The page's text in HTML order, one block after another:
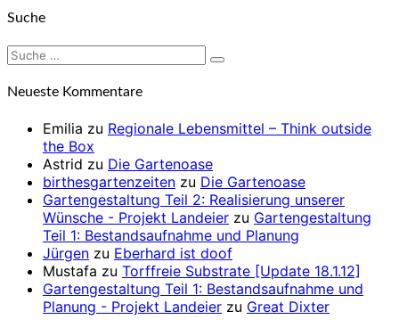
Suche
Suche
nach:
Suchen
Neueste Kommentare
Emilia zu Regionale Lebensmittel – Think outside
the Box
Astrid zu Die Gartenoase
birthesgartenzeiten zu Die Gartenoase
Gartengestaltung Teil 2: Realisierung unserer
Wünsche - Projekt Landeier zu Gartengestaltung
Teil 1: Bestandsaufnahme und Planung
Jürgen zu Eberhard ist doof
Mustafa zu Torffreie Substrate [Update 18.1.12]
Gartengestaltung Teil 1: Bestandsaufnahme und
Planung - Projekt Landeier zu Great Dixter